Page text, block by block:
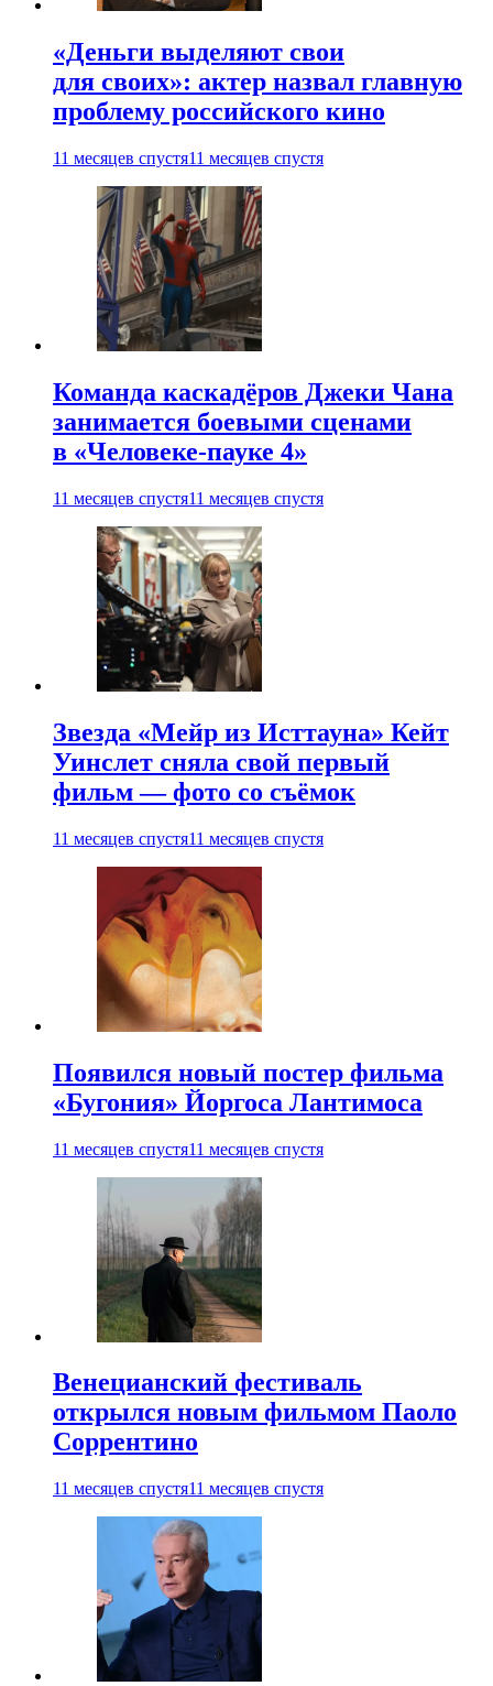
«Деньги выделяют свои
для своих»: актер назвал главную
проблему российского кино
11 месяцев спустя11 месяцев спустя
Команда каскадёров Джеки Чана
занимается боевыми сценами
в «Человеке-пауке 4»
11 месяцев спустя11 месяцев спустя
Звезда «Мейр из Исттауна» Кейт
Уинслет сняла свой первый
фильм — фото со съёмок
11 месяцев спустя11 месяцев спустя
Появился новый постер фильма
«Бугония» Йоргоса Лантимоса
11 месяцев спустя11 месяцев спустя
Венецианский фестиваль
открылся новым фильмом Паоло
Соррентино
11 месяцев спустя11 месяцев спустя